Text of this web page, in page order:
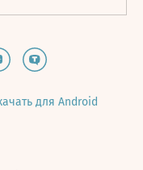
для Android